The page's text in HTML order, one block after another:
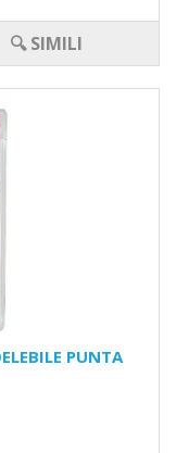
🔍 SIMILI
PUNTA